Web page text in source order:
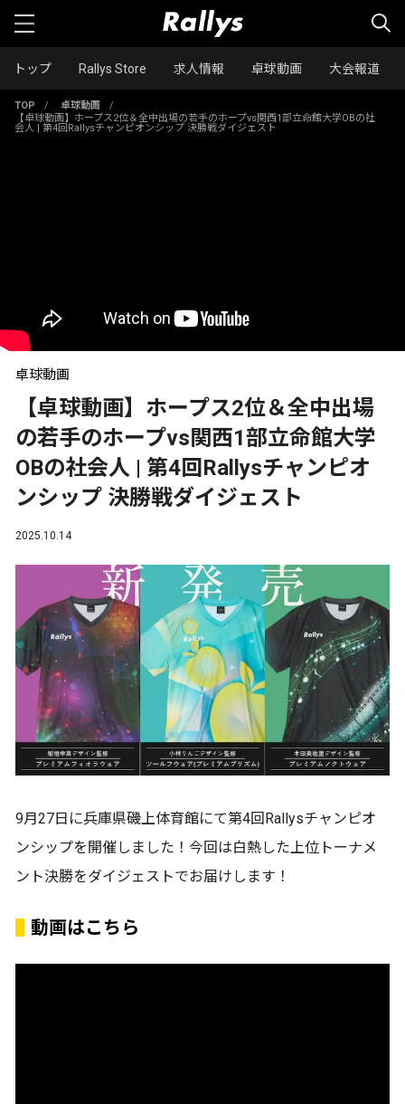
トップ Rallys Store 求人情報 卓球動画 大会報道
TOP / 卓球動画
/
【卓球動画】ホープス2位＆全中出場の若手のホープvs関西1部立命館大学OBの社
会人 | 第4回Rallysチャンピオンシップ 決勝戦ダイジェスト
卓球動画
【卓球動画】ホープス2位＆全中出場
の若手のホープvs関西1部立命館大学
OBの社会人 | 第4回Rallysチャンピオ
ンシップ 決勝戦ダイジェスト
2025.10.14
9月27日に兵庫県磯上体育館にて第4回Rallysチャンピオ
ンシップを開催しました！今回は白熱した上位トーナメ
ント決勝をダイジェストでお届けします！
動画はこちら